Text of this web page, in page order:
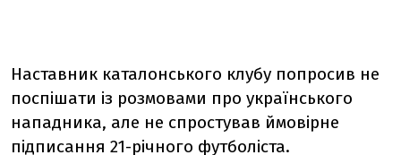
Наставник каталонського клубу попросив не
поспішати із розмовами про українського
нападника, але не спростував ймовірне
підписання 21-річного футболіста.